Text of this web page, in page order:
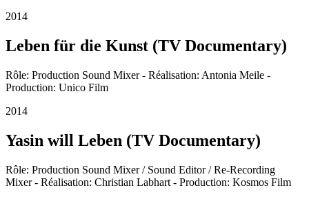
2014
Leben für die Kunst (TV Documentary)
Rôle: Production Sound Mixer - Réalisation: Antonia Meile -
Production: Unico Film
2014
Yasin will Leben (TV Documentary)
Rôle: Production Sound Mixer / Sound Editor / Re-Recording
Mixer - Réalisation: Christian Labhart - Production: Kosmos Film